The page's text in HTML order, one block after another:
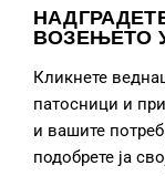
ВОЗЕЊЕТО
Кликнете
патосници и
и вашите
подобрете ја